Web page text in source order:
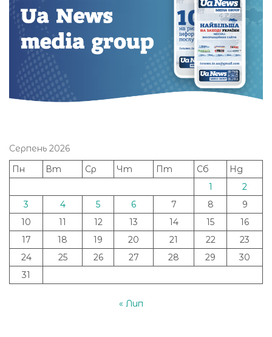
Серпень 2026
Пн
Вт Ср Чт Пт Сб
Нд
1
2
3
4 5 6 7 8
9
10
11 12 13 14 15
16
17
18 19 20 21 22
23
24
25 26 27 28 29
30
31
« Лип